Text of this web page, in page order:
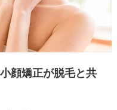
顔矯正が脱毛と共